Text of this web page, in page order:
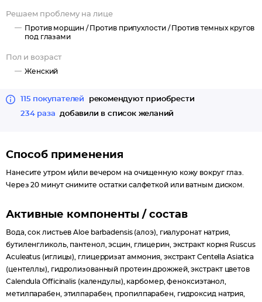
Решаем проблему на лице
Против морщин / Против припухлости / Против темных кругов
под глазами
Пол и возраст
Женский
115 покупателей
рекомендуют приобрести
234 раза
добавили в список желаний
Способ применения
Нанесите утром и/или вечером на очищенную кожу вокруг глаз.
Через 20 минут снимите остатки салфеткой или ватным диском.
Активные компоненты / состав
Вода, сок листьев Aloe barbadensis (алоэ), гиалуронат натрия,
бутиленгликоль, пантенол, эсцин, глицерин, экстракт корня Ruscus
Aculeatus (иглицы), глицерризат аммония, экстракт Centella Asiatica
(центеллы), гидролизованный протеин дрожжей, экстракт цветов
Calendula Officinalis (календулы), карбомер, феноксиэтанол,
метилпарабен, этилпарабен, пропилпарабен, гидроксид натрия,